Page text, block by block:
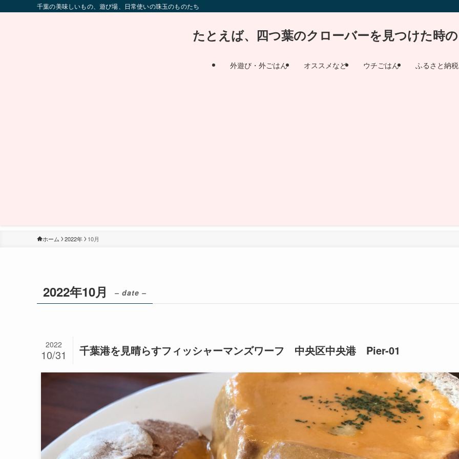
千葉の美味しいもの、遊び場、日常使いの珠玉のものたち
たとえば、四つ葉のクローバーを見つけた時
外遊び・外ごはん オススメなど ウチごはん ふるさと納税
ホーム 2022年 10月
2022年10月 – date –
千葉港を見晴らすフィッシャーマンズワーフ 中央区中央港 Pier-01
2022
10/31